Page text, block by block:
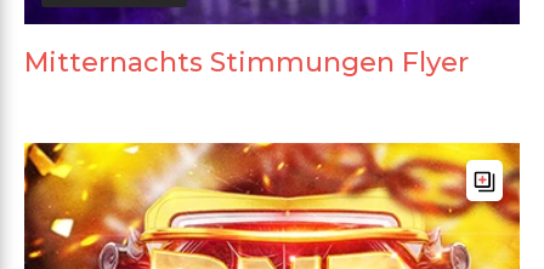
Mitternachts Stimmungen Flyer